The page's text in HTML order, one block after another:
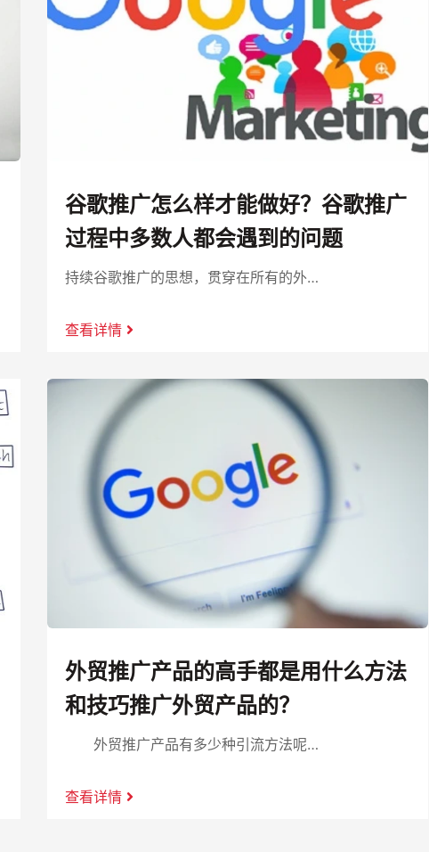
谷歌推广怎么样才能做好？谷歌推广
过程中多数人都会遇到的问题
持续谷歌推广的思想，贯穿在所有的外…
查看详情
外贸推广产品的高手都是用什么方法
和技巧推广外贸产品的？
外贸推广产品有多少种引流方法呢…
查看详情